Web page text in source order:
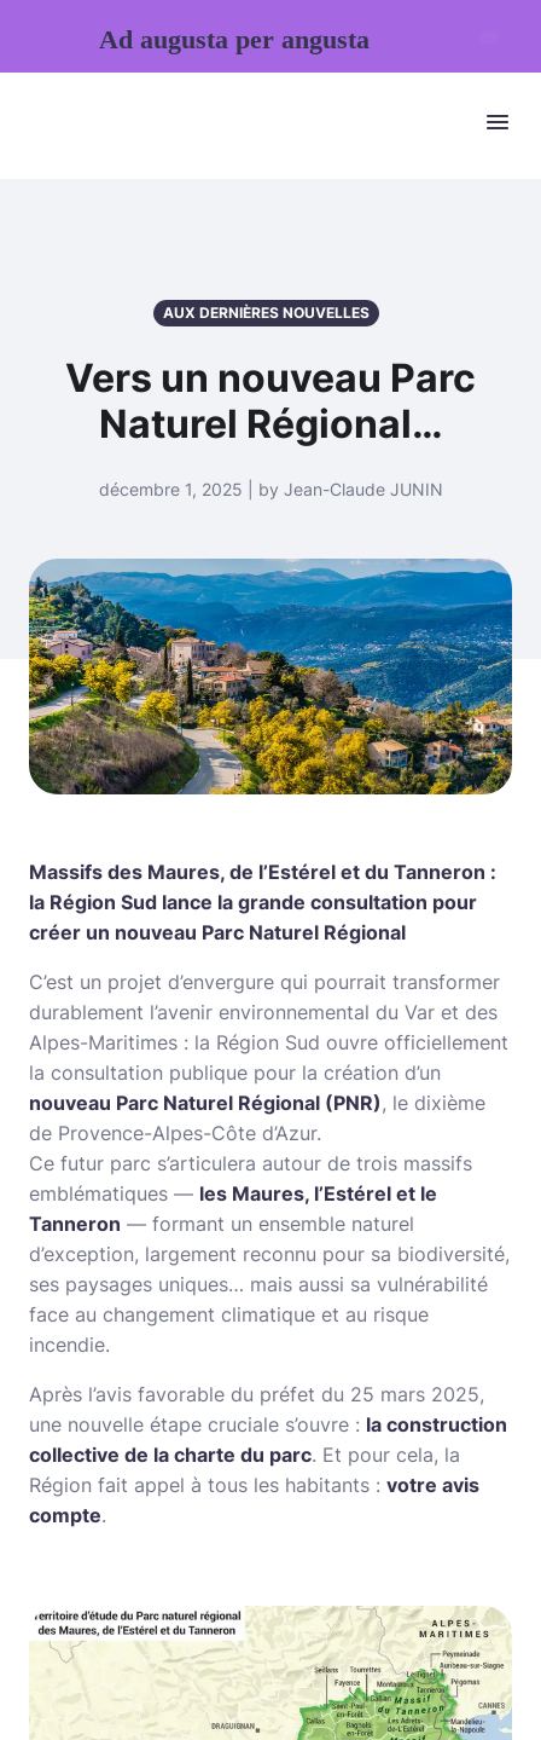
AUX DERNIÈRES NOUVELLES
Vers un nouveau Parc
Naturel Régional…
décembre 1, 2025 | by Jean-Claude JUNIN
Massifs des Maures, de l’Estérel et du Tanneron :
la Région Sud lance la grande consultation pour
créer un nouveau Parc Naturel Régional
C’est un projet d’envergure qui pourrait transformer
durablement l’avenir environnemental du Var et des
Alpes-Maritimes : la Région Sud ouvre officiellement
la consultation publique pour la création d’un
nouveau Parc Naturel Régional (PNR) , le dixième
de Provence-Alpes-Côte d’Azur.
Ce futur parc s’articulera autour de trois massifs
emblématiques — les Maures, l’Estérel et le
Tanneron — formant un ensemble naturel
d’exception, largement reconnu pour sa biodiversité,
ses paysages uniques… mais aussi sa vulnérabilité
face au changement climatique et au risque
incendie.
Après l’avis favorable du préfet du 25 mars 2025,
une nouvelle étape cruciale s’ouvre : la construction
collective de la charte du parc. Et pour cela, la
Région fait appel à tous les habitants : votre avis
compte.
Ad augusta per angusta